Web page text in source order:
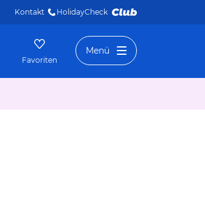
Kontakt HolidayCheck
Favoriten
Menü